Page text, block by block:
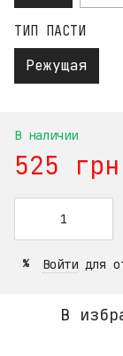
ТИП ПАСТИ
Режущая
В наличии
525 грн
% Войти для
В